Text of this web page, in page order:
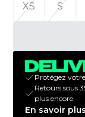
XS
S
Protégez
Retours sous
plus encore.
En savoir plus